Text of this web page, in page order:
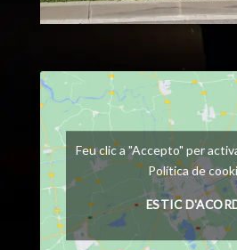
Feu clic a "Accepto" per
Política de
ESTIC